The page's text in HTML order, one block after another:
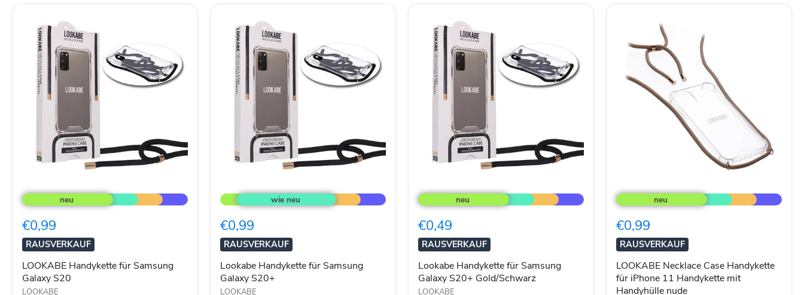
Handykette
für
Galaxy
S20
€0,99
RAUSVERKAUF
LOOKABE Handykette für Samsung
Galaxy S20
LOOKABE
Handykette
für
Galaxy
S20+
€0,99
RAUSVERKAUF
Lookabe Handykette für Samsung
Galaxy S20+
LOOKABE
Handykette
für
Galaxy
S20+
Gold/Schwarz
€0,49
RAUSVERKAUF
Lookabe Handykette für Samsung
Galaxy S20+ Gold/Schwarz
LOOKABE
Necklace
Case
für
iPhone
11
Handykette
mit
Handyhülle
nude
€0,99
RAUSVERKAUF
LOOKABE Necklace Case Handykette
für iPhone 11 Handykette mit
Handyhülle nude